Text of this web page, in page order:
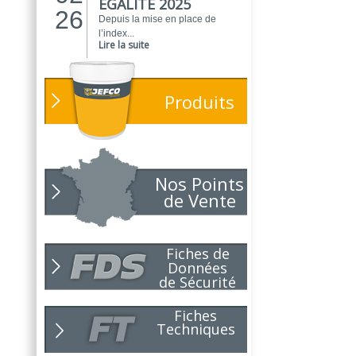
26
Depuis la mise en place de
l’index...
Lire la suite
01
26
ATELIER DU
PEINTRE 2026 !
Parce que chaque chantier
compte, nous...
Lire la suite
01
26
NOUVEAUTÉ
POLARIS
Toujours soucieux des besoins
Lire la suite
01
26
NOUVELLE ANNÉE,
NOUVEAUX
PROJETS !
Pour 2026, le choix du bon
Lire la suite
10 NOUVEAUTÉ
Produits
Nos Points
de Vente
Fiches de
Données
de Sécurité
Fiches
Techniques